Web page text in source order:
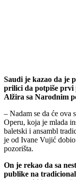
Saudi je kazao da je
prilici da potpiše prvi
Alžira sa Narodnim
– Nadam se da će ova
Operu, koja je mlada
baletski i ansambl
je od Ivane Vujić
pozorišta.
On je rekao da sa
publike na